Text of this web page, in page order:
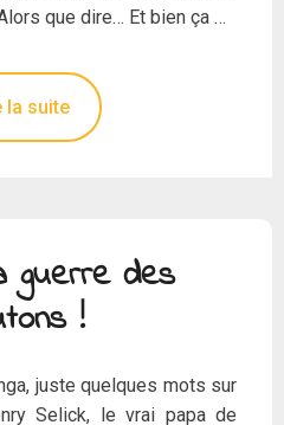
que dire… Et bien ça …
la suite
guerre des
!
juste quelques mots sur
Selick, le vrai papa de